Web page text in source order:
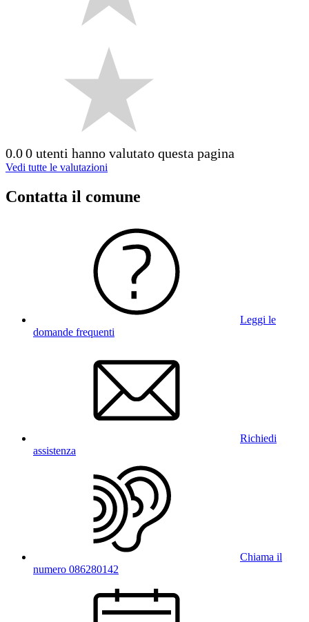
0.00 utenti hanno valutato questa pagina
Vedi tutte le valutazioni
Contatta il comune
Leggi le
domande frequenti
Richiedi
assistenza
Chiama il
numero 086280142